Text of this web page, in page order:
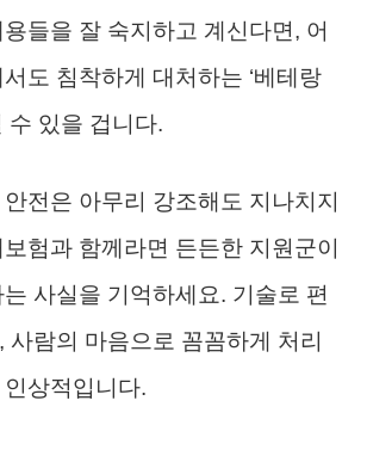
들을 잘 숙지하고 계신다면, 어
도 침착하게 대처하는 ‘베테랑
수 있을 겁니다.
전은 아무리 강조해도 지나치지
험과 함께라면 든든한 지원군이
사실을 기억하세요. 기술로 편
사람의 마음으로 꼼꼼하게 처리
상적입니다.